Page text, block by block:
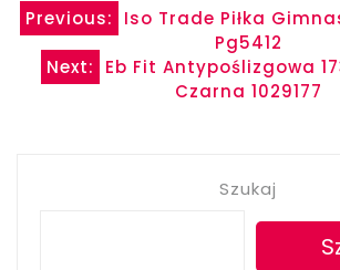
Nawigacja
wpisu
Previous:
Iso Trade Piłka
Pg5412
Next:
Eb Fit Antypoślizgowa
Czarna 1029177
Szukaj